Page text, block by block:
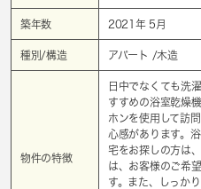
築年数 2021年 5月
種別/構造 アパート /木造
物件の特徴
日中でなくても洗
すすめの浴室乾燥
ホンを使用して訪
心感があります。
宅をお探しの方は
は、お客様のご希
す。また、しっか